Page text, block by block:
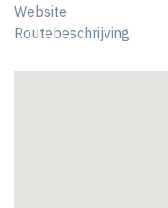
Website
Routebeschrijving